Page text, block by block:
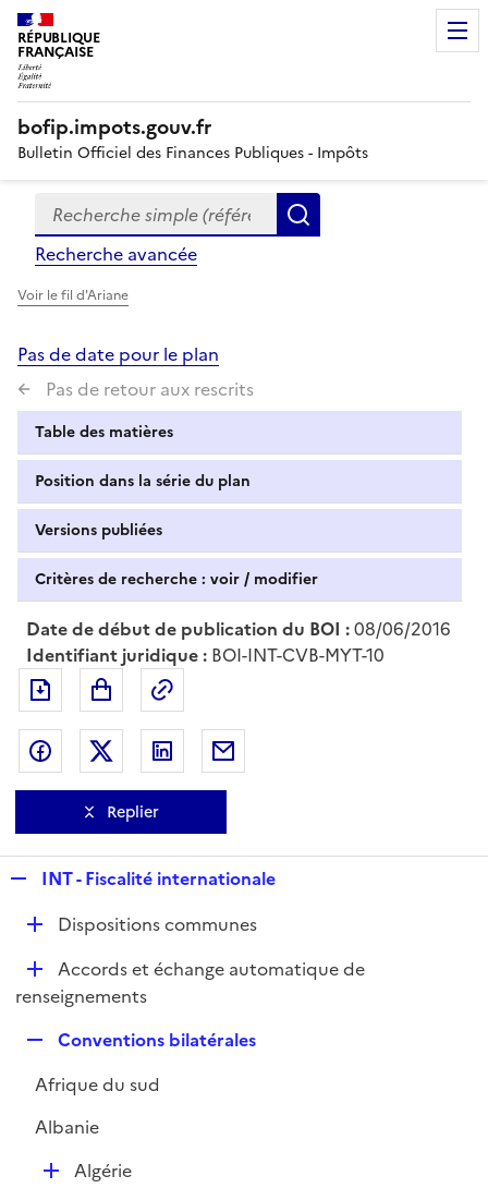
RÉPUBLIQUE
FRANÇAISE
bofip.impots.gouv.fr
Bulletin Officiel des Finances Publiques - Impôts
Formulaire
de
recherche
Recherche simple (références, mots clés, partie du
Recherche avancée
Voir le fil d'Ariane
Pas de date pour le plan
Pas de retour aux rescrits
Table des matières
Position dans la série du plan
Versions publiées
Critères de recherche : voir / modifier
Date de début de publication du BOI :08/06/2016
Identifiant juridique : BOI-INT-CVB-MYT-10
Exporter le document au format pdf
Partager sur Facebook
Partager sur Twitter
Partager sur LinkedIn
Replier
p
l
i
e
r
INT - Fiscalité internationale
D
p
l
r
Dispositions communes
D
é
i
e
r
Accords et échange automatique de
renseignements
p
l
e
Conventions bilatérales
Afrique du sud
Albanie
DAlgérie